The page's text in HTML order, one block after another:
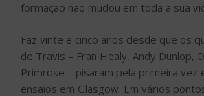
formação não mudou em toda a sua
Faz vinte e cinco anos desde que os
de Travis – Fran Healy, Andy Dunlop,
Primrose – pisaram pela primeira vez
ensaios em Glasgow. Em vários